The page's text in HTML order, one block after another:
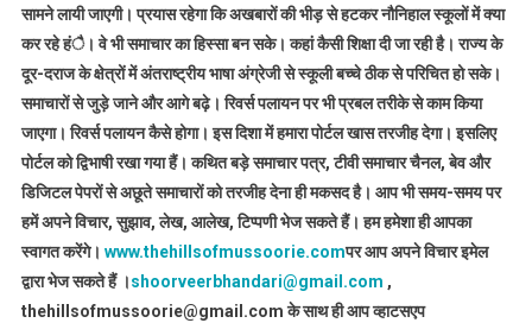
सामने लायी जाएगी। प्रयास रहेगा कि अखबारों की भीड़ से हटकर नौनिहाल स्कूलों में क्या
कर रहे हंै। वे भी समाचार का हिस्सा बन सके। कहां कैसी शिक्षा दी जा रही है। राज्य के
दूर-दराज के क्षेत्रों में अंतराष्ट्रीय भाषा अंग्रेजी से स्कूली बच्चे ठीक से परिचित हो सके।
समाचारों से जुड़े जाने और आगे बढ़े। रिवर्स पलायन पर भी प्रबल तरीके से काम किया
जाएगा। रिवर्स पलायन कैसे होगा। इस दिशा में हमारा पोर्टल खास तरजीह देगा। इसलिए
पोर्टल को द्विभाषी रखा गया हैं। कथित बड़े समाचार पत्र, टीवी समाचार चैनल, बेव और
डिजिटल पेपरों से अछूते समाचारों को तरजीह देना ही मकसद है। आप भी समय-समय पर
हमें अपने विचार, सुझाव, लेख, आलेख, टिप्पणी भेज सकते हैं। हम हमेशा ही आपका
स्वागत करेंगे। www.thehillsofmussoorie.comपर आप अपने विचार इमेल
द्वारा भेज सकते हैं ।shoorveerbhandari@gmail.com ,
thehillsofmussoorie@gmail.com के साथ ही आप व्हाटसएप